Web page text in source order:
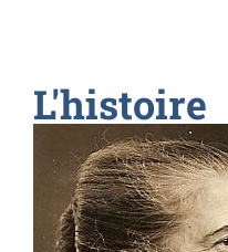
L'histoire